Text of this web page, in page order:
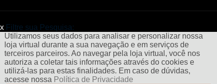
x Filtre sua Pesquisa:
Utilizamos seus dados para analisar e personalizar nossa
loja virtual durante a sua navegação e em serviços de
terceiros parceiros. Ao navegar pela loja virtual, você nos
autoriza a coletar tais informações através do cookies e
utilizá-las para estas finalidades. Em caso de dúvidas,
acesse nossa Política de Privacidade